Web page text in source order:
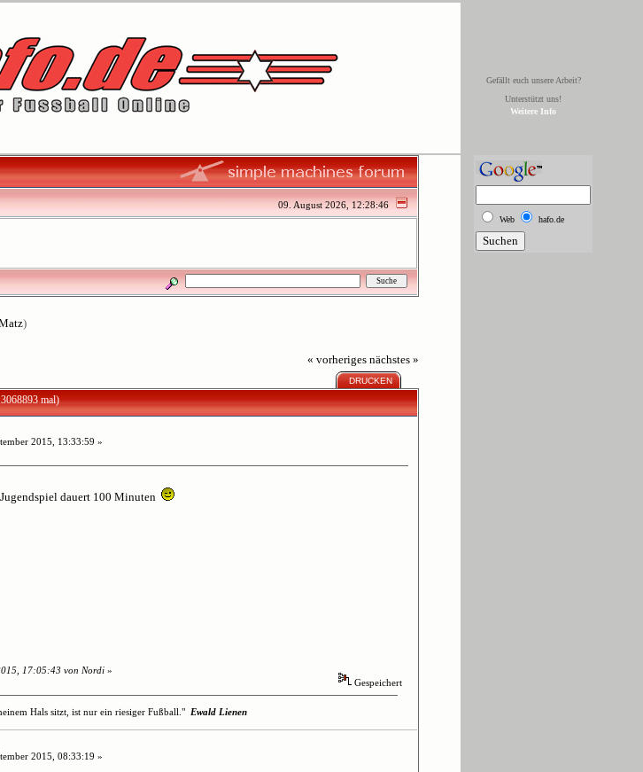
Gefällt euch unsere Arbeit?
Unterstützt uns!
Weitere Info
09. August 2026, 12:28:46
)
« vorheriges nächstes »
DRUCKEN
mal)
2015, 13:33:59 »
Jugendspiel dauert 100 Minuten
17:05:43 von Nordi »
Gespeichert
Hals sitzt, ist nur ein riesiger Fußball."Ewald Lienen
2015, 08:33:19 »
Web hafo.de